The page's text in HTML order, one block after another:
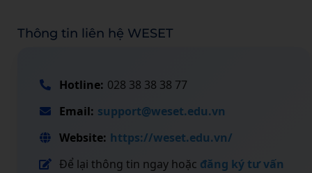
Thông tin liên hệ WESET
Hotline: 028 38 38 38 77
Email: support@weset.edu.vn
Website: https://weset.edu.vn/
Để lại thông tin ngay hoặc đăng ký tư vấn